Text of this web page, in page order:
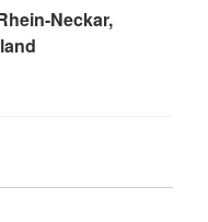
Neckar,